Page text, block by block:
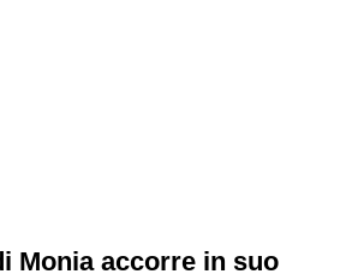
Monia accorre in suo